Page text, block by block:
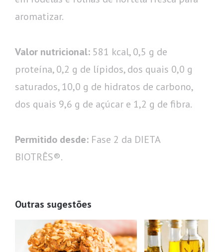
aromatizar.
Valor nutricional: 581 kcal, 0,5 g de
proteína, 0,2 g de lípidos, dos quais 0,0 g
saturados, 10,0 g de hidratos de carbono,
dos quais 9,6 g de açúcar e 1,2 g de fibra.
Permitido desde: Fase 2 da DIETA
BIOTRÊS®.
Outras sugestões